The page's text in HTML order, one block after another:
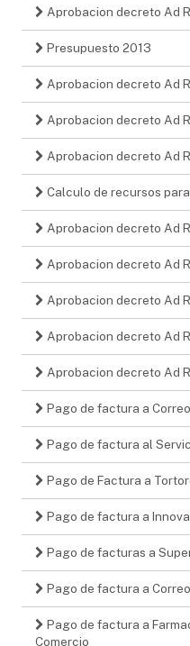
Aprobacion decreto Ad
Presupuesto 2013
Aprobacion decreto Ad
Aprobacion decreto Ad
Aprobacion decreto Ad
Calculo de recursos
Aprobacion decreto Ad
Aprobacion decreto Ad
Aprobacion decreto Ad
Aprobacion decreto Ad
Aprobacion decreto Ad
Pago de factura a
Pago de factura al
Pago de Factura a
Pago de factura a
Pago de facturas a
Pago de factura a
Pago de factura a
Comercio